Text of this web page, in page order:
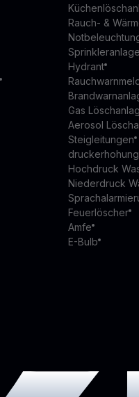
Rauch- &
Hydrant
Gas
Aerosol
Steigleitungen
Hochdruck
Niederdruck
Feuerlöscher
Amfe
E-Bulb